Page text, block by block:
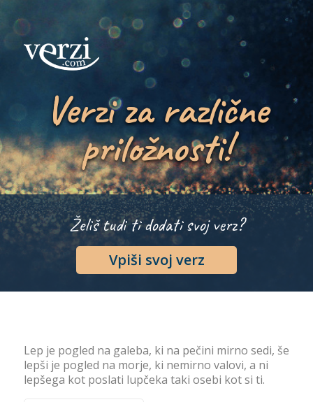
Verzi za različne
priložnosti!
Želiš tudi ti dodati svoj verz?
Vpiši svoj verz
Lep je pogled na galeba, ki na pečini mirno sedi, še
lepši je pogled na morje, ki nemirno valovi, a ni
lepšega kot poslati lupčeka taki osebi kot si ti.